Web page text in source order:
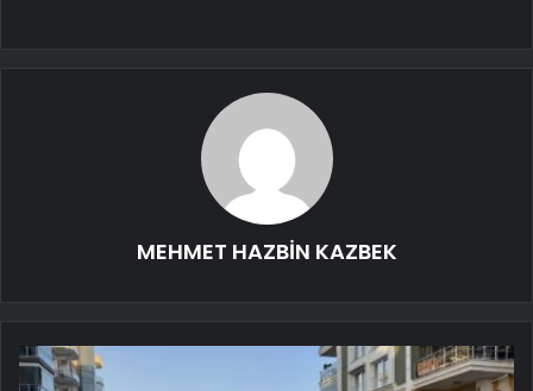
MEHMET HAZBİN KAZBEK